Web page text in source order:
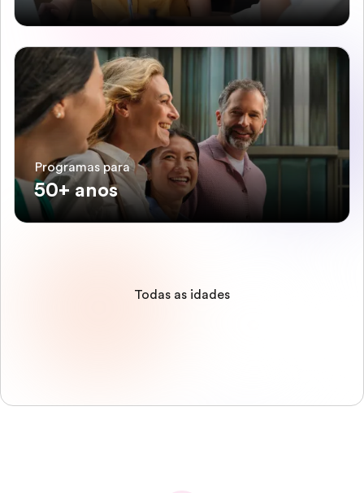
Programas para
50+ anos
Todas as idades